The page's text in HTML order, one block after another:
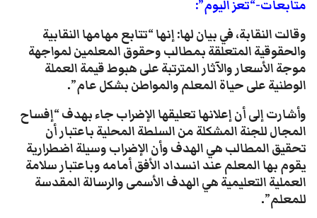
متابعات-“تعز اليوم”:
وقالت النقابة، في بيان لها: إنها “تتابع مهامها النقابية
والحقوقية المتعلقة بمطالب وحقوق المعلمين لمواجهة
موجة الأسعار والآثار المترتبة على هبوط قيمة العملة
الوطنية على حياة المعلم والمواطن بشكل عام”.
وأشارت إلى أن إعلانها تعليقها الإضراب جاء بهدف “إفساح
المجال للجنة المشكلة من السلطة المحلية باعتبار أن
تحقيق المطالب هي الهدف وأن الإضراب وسيلة اضطرارية
يقوم بها المعلم عند انسداد الأفق أمامه وباعتبار سلامة
العملية التعليمية هي الهدف الأسمى والرسالة المقدسة
للمعلم”.